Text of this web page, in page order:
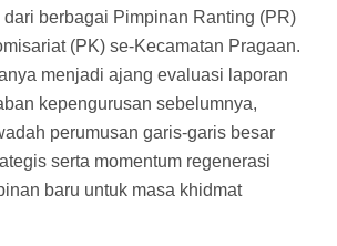
berbagai Pimpinan Ranting (PR)
(PK) se-Kecamatan Pragaan.
menjadi ajang evaluasi laporan
kepengurusan sebelumnya,
perumusan garis-garis besar
serta momentum regenerasi
baru untuk masa khidmat